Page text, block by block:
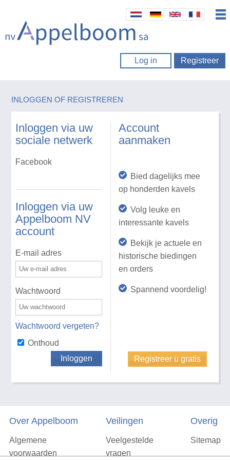
Log in Registreer
INLOGGEN OF REGISTREREN
Inloggen via uw
sociale netwerk
Facebook
Inloggen via uw
Appelboom NV
account
E-mail adres
Wachtwoord
Wachtwoord vergeten?
Onthoud
Inloggen
Account
aanmaken
Bied dagelijks mee
op honderden kavels
Volg leuke en
interessante kavels
Bekijk je actuele en
historische biedingen
en orders
Spannend voordelig!
Registreer u gratis
Over Appelboom
Algemene
voorwaarden
Veilingen
Veelgestelde
vragen
Overig
Sitemap